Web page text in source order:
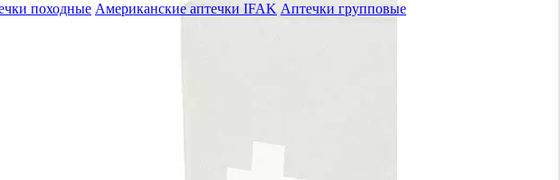
походные Американские аптечки IFAK Аптечки групповые